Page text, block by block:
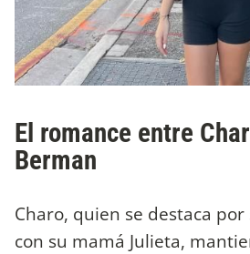
El romance entre
Berman
Charo, quien se destaca
con su mamá Julieta,